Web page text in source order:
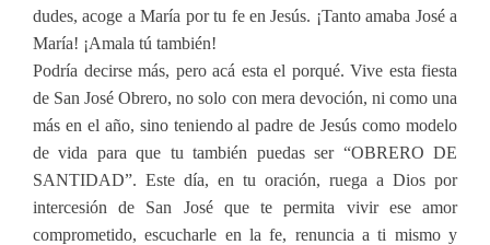
dudes, acoge a María por tu fe en Jesús. ¡Tanto amaba José a
María! ¡Amala tú también!
Podría decirse más, pero acá esta el porqué. Vive esta fiesta
de San José Obrero, no solo con mera devoción, ni como una
más en el año, sino teniendo al padre de Jesús como modelo
de vida para que tu también puedas ser “OBRERO DE
SANTIDAD”. Este día, en tu oración, ruega a Dios por
intercesión de San José que te permita vivir ese amor
comprometido, escucharle en la fe, renuncia a ti mismo y